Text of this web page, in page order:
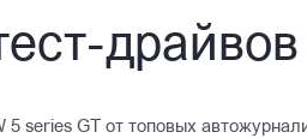
5 series GT от топовых